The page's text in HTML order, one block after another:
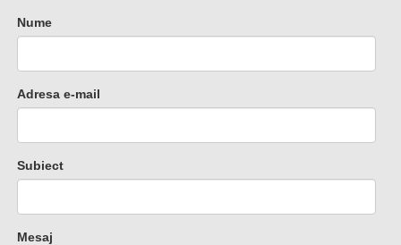
Nume
Adresa e-mail
Subiect
Mesaj